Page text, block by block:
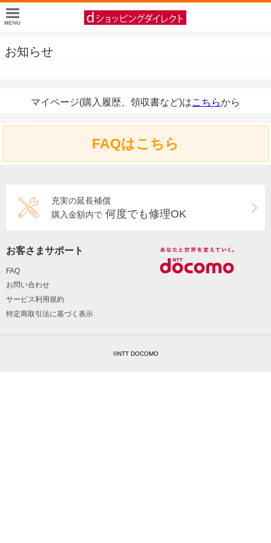
お知らせ
マイページ(購入履歴、領収書など)はこちらから
FAQはこちら
充実の延長補償
購入金額内で 何度でも修理OK
お客さまサポート
FAQ
お問い合わせ
サービス利用規約
特定商取引法に基づく表示
©NTT DOCOMO